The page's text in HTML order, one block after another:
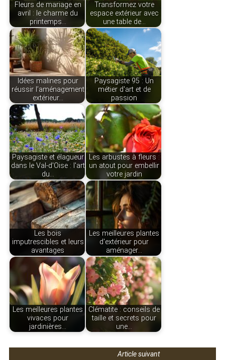
Fleurs de mariage en
avril : le charme du
printemps…
Transformez votre
espace extérieur avec
une table de…
Idées malines pour
réussir l’aménagement
extérieur…
Paysagiste 95 : Un
métier d'art et de
passion
Paysagiste et élagueur
dans le Val-d'Oise : l'art
du…
Les arbustes à fleurs :
un atout pour embellir
votre jardin
Les bois
imputrescibles et leurs
avantages
Les meilleures plantes
d'extérieur pour
aménager…
Les meilleures plantes
vivaces pour
jardinières…
Clématite : conseils de
taille et secrets pour
une…
Article suivant